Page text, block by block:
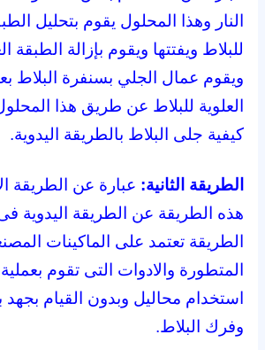
النار وهذا المحلول يقوم بتحليل
للبلاط ويفتتها ويقوم بإزالة الطبقة
ويقوم عمال الجلي بسنفرة البلاط
العلوية للبلاط عن طريق هذا
كيفية جلى البلاط بالطريقة اليدوية.
الطريقة الثانية: عبارة عن الطريقة
هذه الطريقة عن الطريقة اليدوية
الطريقة تعتمد على الماكينات
المتطورة والادوات التى تقوم
استخدام محاليل وبدون القيام
وفرك البلاط.